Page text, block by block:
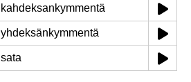
kahdeksankymmentä
yhdeksänkymmentä
sata